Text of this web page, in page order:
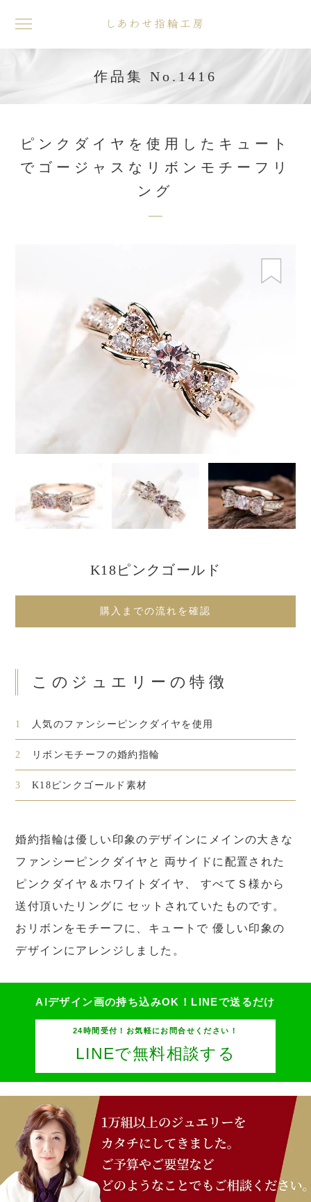
toggle
navigation
作品集 No.1416
ピンクダイヤを使用したキュート
でゴージャスなリボンモチーフリ
ング
K18ピンクゴールド
購入までの流れを確認
このジュエリーの特徴
1 人気のファンシーピンクダイヤを使用
2 リボンモチーフの婚約指輪
3 K18ピンクゴールド素材
婚約指輪は優しい印象のデザインにメインの大きな
ファンシーピンクダイヤと 両サイドに配置された
ピンクダイヤ＆ホワイトダイヤ、 すべてＳ様から
送付頂いたリングに セットされていたものです。
おリボンをモチーフに、キュートで 優しい印象の
デザインにアレンジしました。
AIデザイン画の持ち込みOK！ LINEで送るだけ
24時間受付！お気軽にお問合せください！
LINEで無料相談する